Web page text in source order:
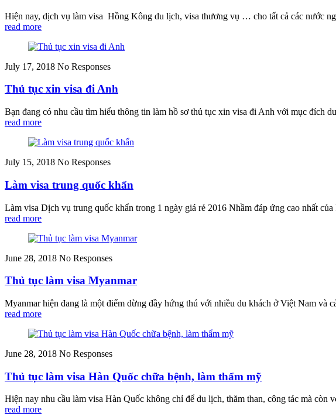
Hiện nay, dịch vụ làm visa Hồng Kông du lịch, visa thương vụ … cho tất cả các nước
read more
July 17, 2018 No Responses
Thủ tục xin visa đi Anh
Bạn đang có nhu cầu tìm hiểu thông tin làm hồ sơ thủ tục xin visa đi Anh với mục
read more
July 15, 2018 No Responses
Làm visa trung quốc khẩn
Làm visa Dịch vụ trung quốc khẩn trong 1 ngày giá rẻ 2016 Nhầm đáp ứng cao nhất
read more
June 28, 2018 No Responses
Thủ tục làm visa Myanmar
Myanmar hiện đang là một điểm dừng đầy hứng thú với nhiều du khách ở Việt Nam và
read more
June 28, 2018 No Responses
Thủ tục làm visa Hàn Quốc chữa bệnh, làm thẩm mỹ
Hiện nay nhu cầu làm visa Hàn Quốc không chỉ để du lịch, thăm than, công tác mà
read more